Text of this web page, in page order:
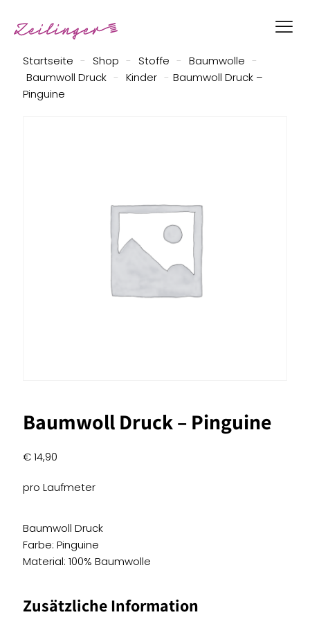
Startseite - Shop - Stoffe - Baumwolle -
Baumwoll Druck - Kinder - Baumwoll Druck –
Pinguine
Baumwoll Druck – Pinguine
€14,90
pro Laufmeter
Baumwoll Druck
Farbe: Pinguine
Material: 100% Baumwolle
Zusätzliche Information